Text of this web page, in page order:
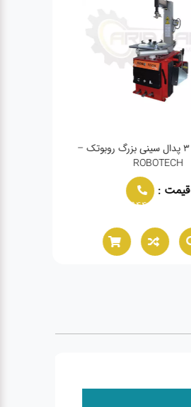
لاستیک درآر ۳ پدال سینی بزرگ روبوتک –
ROBOTECH
قیمت :
02166021944